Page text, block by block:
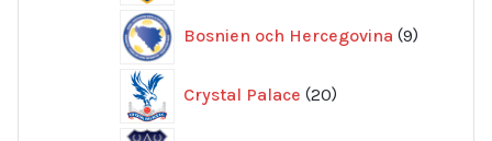
Bosnien och Hercegovina 9
produkter
Crystal Palace 20
produkter